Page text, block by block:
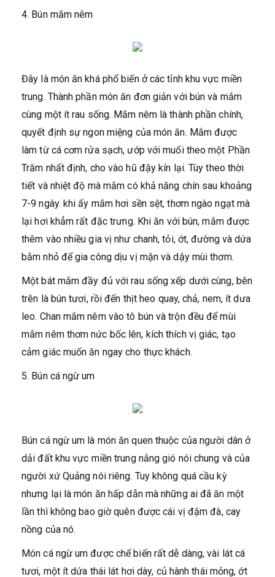
4. Bún mắm nêm
Đây là món ăn khá phổ biến ở các tỉnh khu vực miền
trung. Thành phần món ăn đơn giản với bún và mắm
cùng một ít rau sống. Mắm nêm là thành phần chính,
quyết định sự ngon miệng của món ăn. Mắm được
làm từ cá cơm rửa sạch, ướp với muối theo một Phần
Trăm nhất định, cho vào hũ đậy kín lại. Tùy theo thời
tiết và nhiệt độ mà mắm có khả năng chín sau khoảng
7-9 ngày. khi ấy mắm hơi sền sệt, thơm ngào ngạt mà
lại hơi khẳm rất đặc trưng. Khi ăn với bún, mắm được
thêm vào nhiều gia vị như chanh, tỏi, ớt, đường và dứa
bằm nhỏ để gia công dịu vị mặn và dậy mùi thơm.
Một bát mắm đầy đủ với rau sống xếp dưới cùng, bên
trên là bún tươi, rồi đến thịt heo quay, chả, nem, ít dưa
leo. Chan mắm nêm vào tô bún và trộn đều để mùi
mắm nêm thơm nức bốc lên, kích thích vị giác, tạo
cảm giác muốn ăn ngay cho thực khách.
5. Bún cá ngừ um
Bún cá ngừ um là món ăn quen thuộc của người dân ở
dải đất khu vực miền trung nắng gió nói chung và của
người xứ Quảng nói riêng. Tuy không quá cầu kỳ
nhưng lại là món ăn hấp dẫn mà những ai đã ăn một
lần thì không bao giờ quên được cái vị đậm đà, cay
nồng của nó.
Món cá ngừ um được chế biến rất dễ dàng, vài lát cá
tươi, một ít dứa thái lát hơi dày, củ hành thái mỏng, ớt